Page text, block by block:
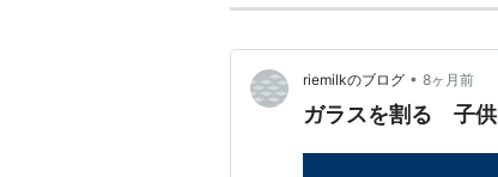
riemilkのブログ • 8ヶ月前
ガラスを割る 子供